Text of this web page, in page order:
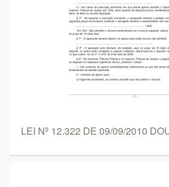
LEI Nº 12.322 DE 09/09/2010